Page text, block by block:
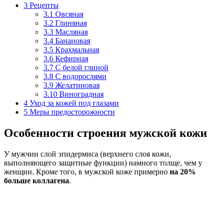
3 Рецепты
3.1 Овсяная
3.2 Глиняная
3.3 Масляная
3.4 Банановая
3.5 Крахмальная
3.6 Кефирная
3.7 С белой глиной
3.8 С водорослями
3.9 Желатиновая
3.10 Виноградная
4 Уход за кожей под глазами
5 Меры предосторожности
Особенности строения мужской кожи
У мужчин слой эпидермиса (верхнего слоя кожи,
выполняющего защитные функции) намного толще, чем у
женщин. Кроме того, в мужской коже примерно на 20%
больше коллагена.